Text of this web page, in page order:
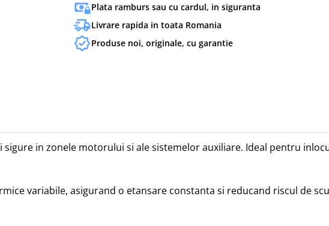
Plata ramburs sau cu cardul, in siguranta
Livrare rapida in toata Romania
Produse noi, originale, cu garantie
in zonele motorului si ale sistemelor auxiliare. Ideal pentru
variabile, asigurand o etansare constanta si reducand riscul de